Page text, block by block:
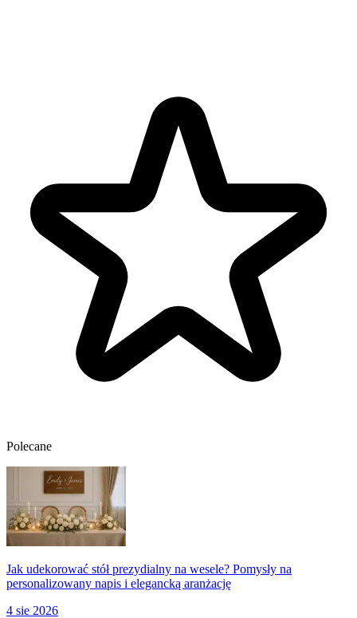
Polecane
Jak udekorować stół prezydialny na wesele? Pomysły na
personalizowany napis i elegancką aranżację
4 sie 2026